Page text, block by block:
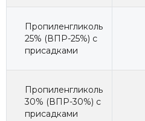
Пропиленгликоль
25% (ВПР-25%) с
присадками
Пропиленгликоль
30% (ВПР-30%) с
присадками